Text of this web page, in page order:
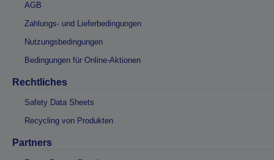
AGB
Zahlungs- und Lieferbedingungen
Nutzungsbedingungen
Bedingungen für Online-Aktionen
Rechtliches
Safety Data Sheets
Recycling von Produkten
Partners